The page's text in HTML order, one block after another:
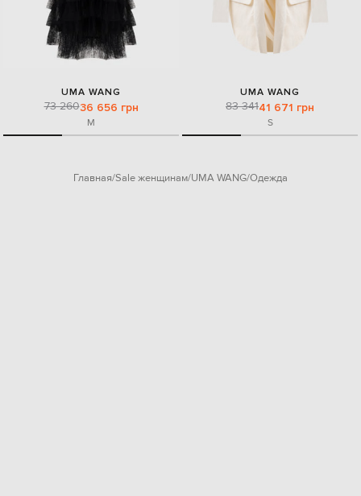
UMA WANG
73 26036 656 грн
M
UMA WANG
83 34141 671 грн
S
Главная Sale женщинам UMA WANG Одежда